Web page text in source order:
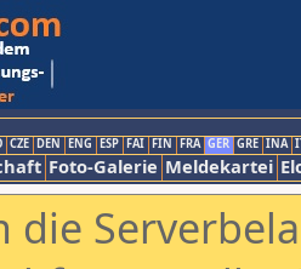
CZE DEN ENG ESP FAI FIN FRA GER GRE INA
Foto-Galerie Meldekartei
die